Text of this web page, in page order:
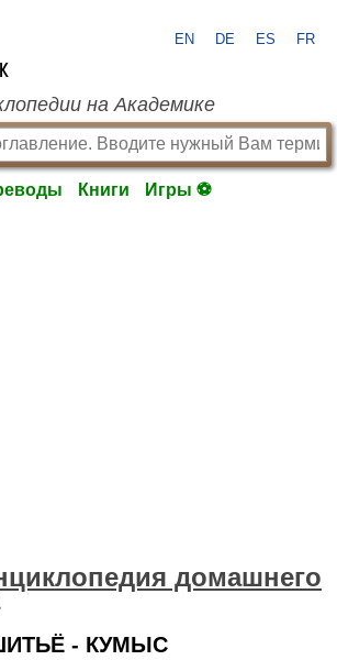
EN DE ES FR
на Академике
Книги Игры ⚽
домашнего
- КУМЫС